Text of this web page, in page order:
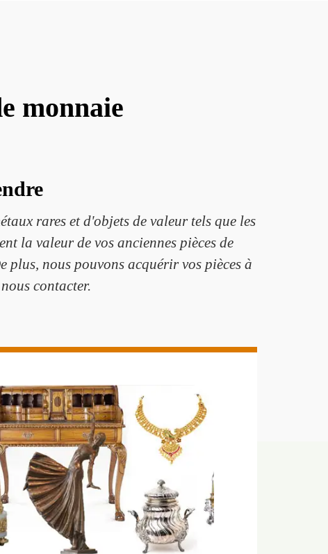
monnaie
rares et d'objets de valeur tels que les
la valeur de vos anciennes pièces de
plus, nous pouvons acquérir vos pièces à
contacter.